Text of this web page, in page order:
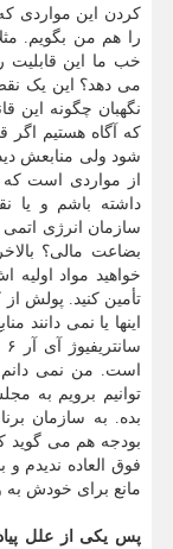
کردن این مواردی
خب ما این قابلیت
می دهد؟ این یک
نگهبان چگونه این
که آگاه هستیم اگر
شود ولی منابعش
از مواردی است
داشته باشم و یا
سازمان انرژی اتمی
خواهید مواد اولیه
تأمین کنید. پولش از
اینها یا نمی دانند
است. من نمی
توانیم برویم به
بده. به سازمان
فوق العاده ندیدم
مانع برای خودش به
پس یکی از علل